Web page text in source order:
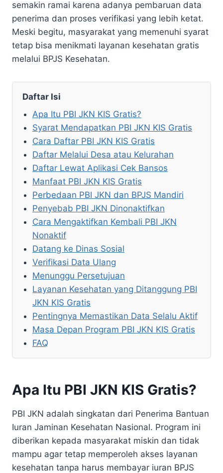
semakin ramai karena adanya pembaruan data
penerima dan proses verifikasi yang lebih ketat.
Meski begitu, masyarakat yang memenuhi syarat
tetap bisa menikmati layanan kesehatan gratis
melalui BPJS Kesehatan.
Daftar Isi
Apa Itu PBI JKN KIS Gratis?
Syarat Mendapatkan PBI JKN KIS Gratis
Cara Daftar PBI JKN KIS Gratis
Daftar Melalui Desa atau Kelurahan
Daftar Lewat Aplikasi Cek Bansos
Manfaat PBI JKN KIS Gratis
Perbedaan PBI JKN dan BPJS Mandiri
Penyebab PBI JKN Dinonaktifkan
Cara Mengaktifkan Kembali PBI JKN
Nonaktif
Datang ke Dinas Sosial
Verifikasi Data Ulang
Menunggu Persetujuan
Layanan Kesehatan yang Ditanggung PBI
JKN KIS Gratis
Pentingnya Memastikan Data Selalu Aktif
Masa Depan Program PBI JKN KIS Gratis
FAQ
Apa Itu PBI JKN KIS Gratis?
PBI JKN adalah singkatan dari Penerima Bantuan
Iuran Jaminan Kesehatan Nasional. Program ini
diberikan kepada masyarakat miskin dan tidak
mampu agar tetap memperoleh akses layanan
kesehatan tanpa harus membayar iuran BPJS